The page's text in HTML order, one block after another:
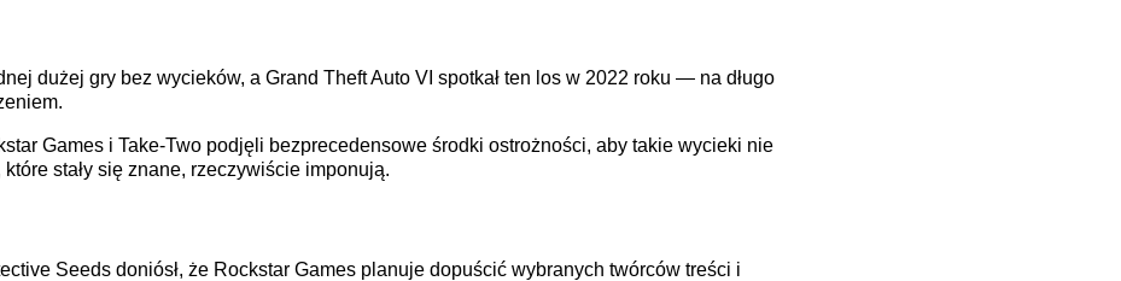
dużej gry bez wycieków, a Grand Theft Auto VI spotkał ten los w 2022 roku — na długo
Games i Take-Two podjęli bezprecedensowe środki ostrożności, aby takie wycieki nie
które stały się znane, rzeczywiście imponują.
Seeds doniósł, że Rockstar Games planuje dopuścić wybranych twórców treści i